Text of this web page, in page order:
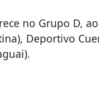
no Grupo D,
Deportivo